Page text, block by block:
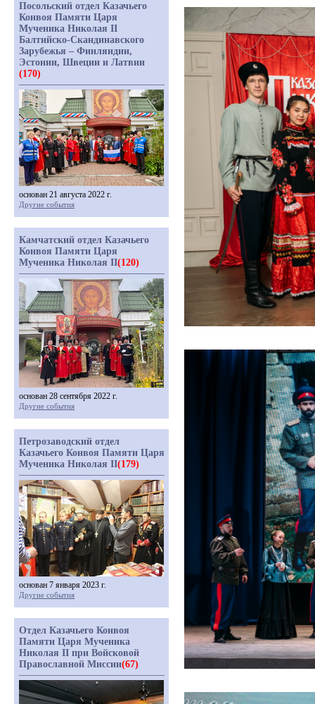
Посольский отдел Казачьего
Конвоя Памяти Царя
Мученика Николая II
Балтийско-Скандинавского
Зарубежья – Финляндии,
Эстонии, Швеции и Латвии
(170)
основан 21 августа 2022 г.
Другие события
Камчатский отдел Казачьего
Конвоя Памяти Царя
Мученика Николая II(120)
основан 28 сентября 2022 г.
Другие события
Петрозаводский отдел
Казачьего Конвоя Памяти Царя
Мученика Николая II(179)
основан 7 января 2023 г.
Другие события
Отдел Казачьего Конвоя
Памяти Царя Мученика
Николая II при Войсковой
Православной Миссии(67)